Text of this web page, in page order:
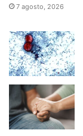
7 agosto, 2026